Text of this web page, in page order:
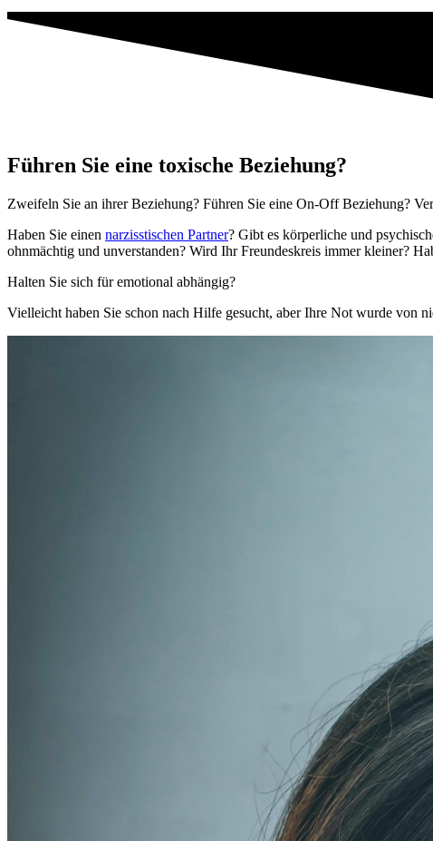
Führen Sie eine toxische Beziehung?
Zweifeln Sie an ihrer Beziehung? Führen Sie eine On-Off Beziehung?
Haben Sie einen narzisstischen Partner? Gibt es körperliche und
ohnmächtig und unverstanden? Wird Ihr Freundeskreis immer kleiner?
Halten Sie sich für emotional abhängig?
Vielleicht haben Sie schon nach Hilfe gesucht, aber Ihre Not wurde von